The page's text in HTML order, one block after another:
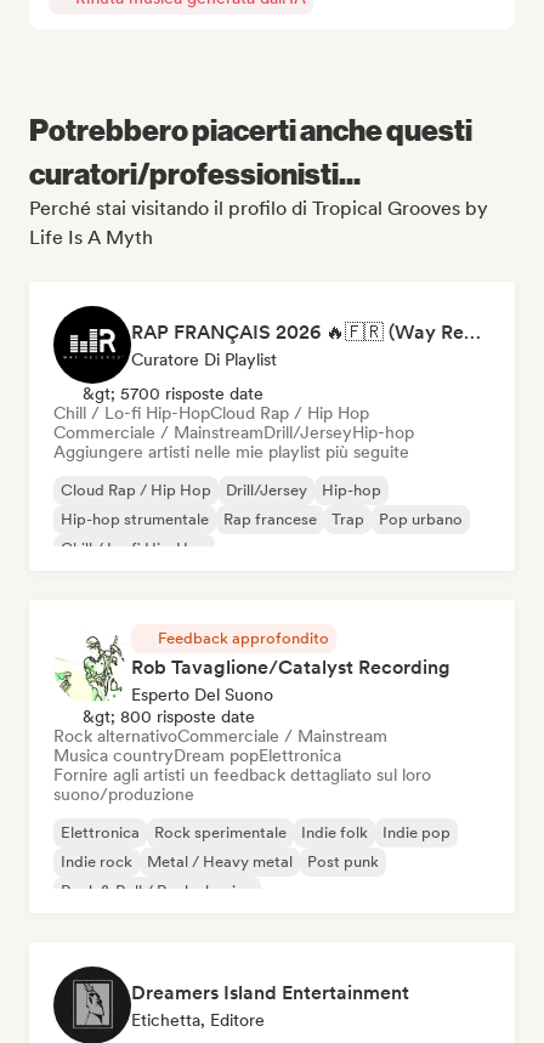
Potrebbero piacerti anche questi
curatori/professionisti...
Perché stai visitando il profilo di Tropical Grooves by
Life Is A Myth
RAP FRANÇAIS 2026 🔥🇫🇷 (Way Records)
Curatore Di Playlist
&gt; 5700 risposte date
Chill / Lo-fi Hip-HopCloud Rap / Hip Hop
Commerciale / MainstreamDrill/JerseyHip-hop
Aggiungere artisti nelle mie playlist più seguite
Cloud Rap / Hip Hop Drill/Jersey
Hip-hop
Hip-hop strumentale
Rap francese Trap
Pop urbano
Chill / Lo-fi Hip-Hop
Feedback approfondito
Rob Tavaglione/Catalyst Recording
Esperto Del Suono
&gt; 800 risposte date
Rock alternativoCommerciale / Mainstream
Musica countryDream popElettronica
Fornire agli artisti un feedback dettagliato sul loro
suono/produzione
Elettronica Rock sperimentale Indie folk
Indie pop
Indie rock
Metal / Heavy metal
Post punk
Rock & Roll / Rock classico
Dreamers Island Entertainment
Etichetta, Editore